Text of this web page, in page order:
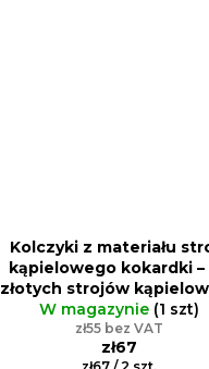
Kolczyki z materiału
kąpielowego kokardki –
złotych strojów
Ręczna produkcja bez
pozostałości
W magazynie (1 szt)
zł55 bez VAT
zł67
Cena